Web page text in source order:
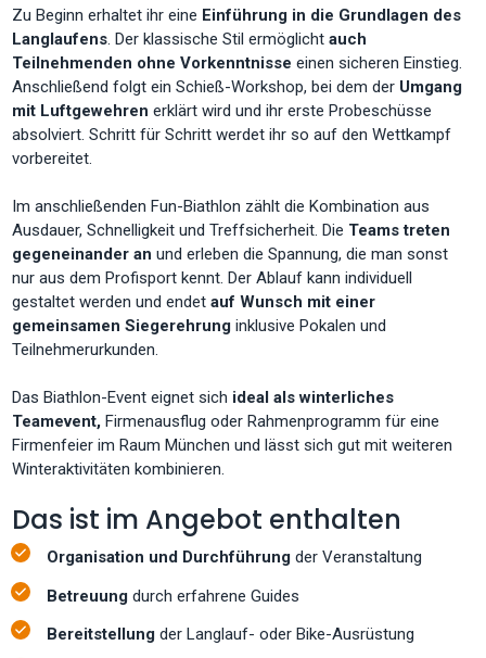
Zu Beginn erhaltet ihr eine Einführung in die Grundlagen des
Langlaufens. Der klassische Stil ermöglicht auch
Teilnehmenden ohne Vorkenntnisse einen sicheren Einstieg.
Anschließend folgt ein Schieß-Workshop, bei dem der Umgang
mit Luftgewehren erklärt wird und ihr erste Probeschüsse
absolviert. Schritt für Schritt werdet ihr so auf den Wettkampf
vorbereitet.
Im anschließenden Fun-Biathlon zählt die Kombination aus
Ausdauer, Schnelligkeit und Treffsicherheit. Die Teams treten
gegeneinander anund erleben die Spannung, die man sonst
nur aus dem Profisport kennt. Der Ablauf kann individuell
gestaltet werden und endet auf Wunsch mit einer
gemeinsamen Siegerehrung inklusive Pokalen und
Teilnehmerurkunden.
Das Biathlon-Event eignet sich ideal als winterliches
Teamevent,Firmenausflug oder Rahmenprogramm für eine
Firmenfeier im Raum München und lässt sich gut mit weiteren
Winteraktivitäten kombinieren.
Das ist im Angebot enthalten
Organisation und Durchführung der Veranstaltung
Betreuungdurch erfahrene Guides
Bereitstellung der Langlauf- oder Bike-Ausrüstung